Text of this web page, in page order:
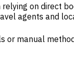
relying on direct
agents and
or manual